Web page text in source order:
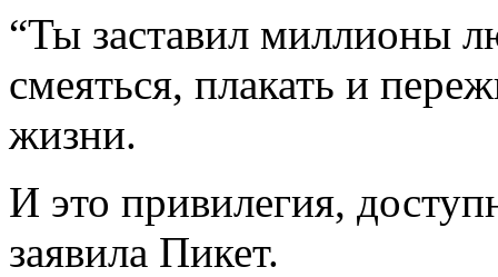
“Ты заставил миллионы
смеяться, плакать и
жизни.
И это привилегия,
заявила Пикет.